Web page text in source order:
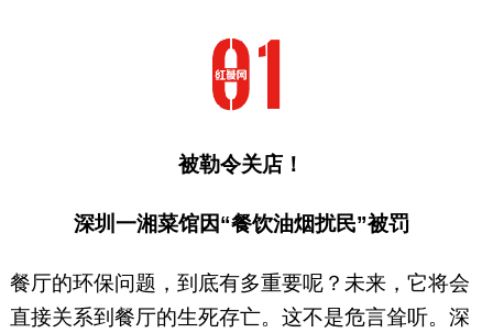
被勒令关店！
深圳一湘菜馆因“餐饮油烟扰民”被罚
餐厅的环保问题，到底有多重要呢？未来，它将会
直接关系到餐厅的生死存亡。这不是危言耸听。深